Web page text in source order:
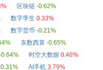
区块链 -0.62%
数字孪生 0.33%
数字货币 -0.21%
东数西算 -0.65%
0.64% 时空大数据 0.46%
AI手机 3.79%